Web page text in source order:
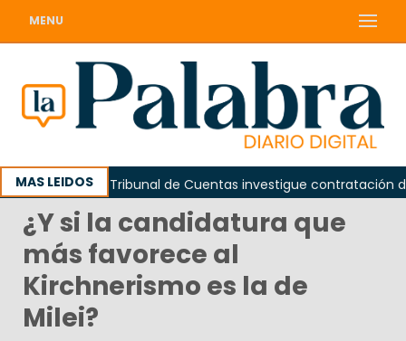
MENU
MAS LEIDOS
que el Tribunal de Cuentas investigue contratación de
¿Y si la candidatura que
más favorece al
Kirchnerismo es la de
Milei?